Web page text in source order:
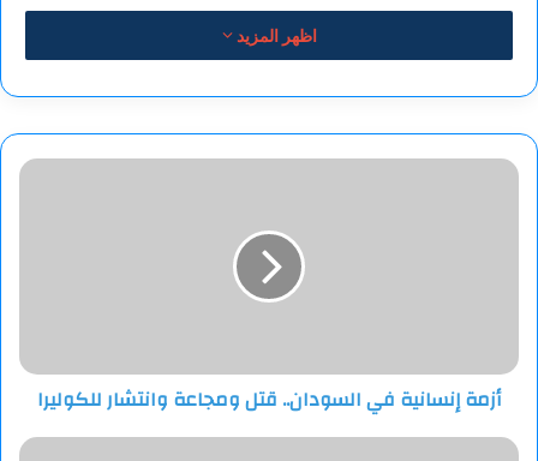
خطة “الوزارة” برسم السياسات العامة على المستوى القومي
لتنمية مهارات الموارد البشرية من أجل تعزيز عمليات التشغيل
لإعدادهم لتلبية احتياجات سوق العمل، والاستغلال الامثل للموارد
اظهر المزيد
أزمة
أزمة إنسانية في السودان.. قتل ومجاعة وانتشار للكوليرا
لأصدقاء